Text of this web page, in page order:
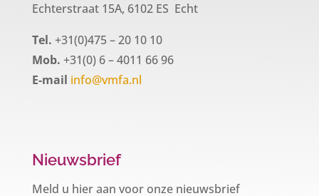
Echterstraat 15A, 6102 ES Echt
Tel. +31(0)475 – 20 10 10
Mob. +31(0) 6 – 4011 66 96
E-mail info@vmfa.nl
Nieuwsbrief
Meld u hier aan voor onze nieuwsbrief